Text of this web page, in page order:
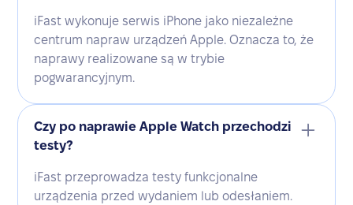
iFast wykonuje serwis iPhone jako niezależne
centrum napraw urządzeń Apple. Oznacza to, że
naprawy realizowane są w trybie
pogwarancyjnym.
Czy po naprawie Apple Watch przechodzi
testy?
iFast przeprowadza testy funkcjonalne
urządzenia przed wydaniem lub odesłaniem.